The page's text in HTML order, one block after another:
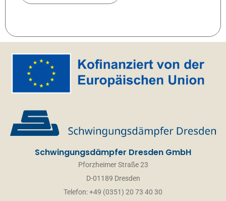
Schwingungsdämpfer Dresden GmbH
Pforzheimer Straße 23
D-01189 Dresden
Telefon: +49 (0351) 20 73 40 30